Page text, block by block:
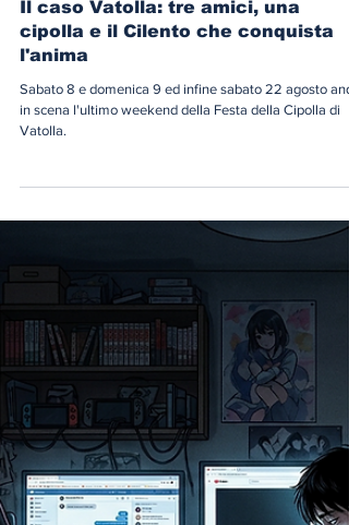
4 giorni fa
Il caso Vatolla: tre amici, una
cipolla e il Cilento che conquista
l'anima
Sabato 8 e domenica 9 ed infine sabato 22 agosto andrà
in scena l'ultimo weekend della Festa della Cipolla di
Vatolla.